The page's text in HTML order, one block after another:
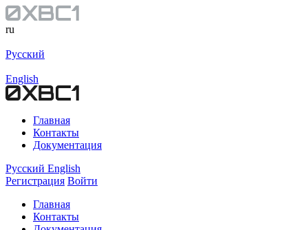
ru
Русский
English
Главная
Контакты
Документация
Русский English
Регистрация Войти
Главная
Контакты